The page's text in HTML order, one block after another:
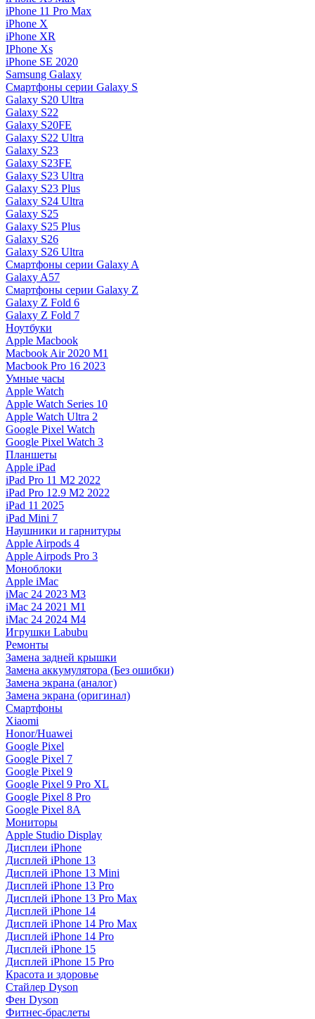
iPhone 11 Pro Max
iPhone X
iPhone XR
IPhone Xs
iPhone SE 2020
Samsung Galaxy
Смартфоны серии Galaxy S
Galaxy S20 Ultra
Galaxy S22
Galaxy S20FE
Galaxy S22 Ultra
Galaxy S23
Galaxy S23FE
Galaxy S23 Ultra
Galaxy S23 Plus
Galaxy S24 Ultra
Galaxy S25
Galaxy S25 Plus
Galaxy S26
Galaxy S26 Ultra
Смартфоны серии Galaxy A
Galaxy A57
Смартфоны серии Galaxy Z
Galaxy Z Fold 6
Galaxy Z Fold 7
Ноутбуки
Apple Macbook
Macbook Air 2020 M1
Macbook Pro 16 2023
Умные часы
Apple Watch
Apple Watch Series 10
Apple Watch Ultra 2
Google Pixel Watch
Google Pixel Watch 3
Планшеты
Apple iPad
iPad Pro 11 M2 2022
iPad Pro 12.9 M2 2022
iPad 11 2025
iPad Mini 7
Наушники и гарнитуры
Apple Airpods 4
Apple Airpods Pro 3
Моноблоки
Apple iMac
iMac 24 2023 M3
iMac 24 2021 M1
iMac 24 2024 M4
Игрушки Labubu
Ремонты
Замена задней крышки
Замена аккумулятора (Без ошибки)
Замена экрана (аналог)
Замена экрана (оригинал)
Смартфоны
Xiaomi
Honor/Huawei
Google Pixel
Google Pixel 7
Google Pixel 9
Google Pixel 9 Pro XL
Google Pixel 8 Pro
Google Pixel 8A
Мониторы
Apple Studio Display
Дисплеи iPhone
Дисплей iPhone 13
Дисплей iPhone 13 Mini
Дисплей iPhone 13 Pro
Дисплей iPhone 13 Pro Max
Дисплей iPhone 14
Дисплей iPhone 14 Pro Max
Дисплей iPhone 14 Pro
Дисплей iPhone 15
Дисплей iPhone 15 Pro
Красота и здоровье
Стайлер Dyson
Фен Dyson
Фитнес-браслеты